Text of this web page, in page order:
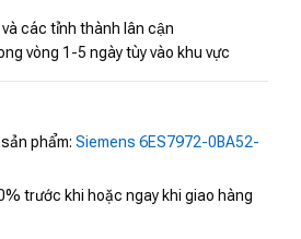
các tỉnh thành lân cận
vòng 1-5 ngày tùy vào khu vực
phẩm: Siemens 6ES7972-0BA52-
trước khi hoặc ngay khi giao hàng